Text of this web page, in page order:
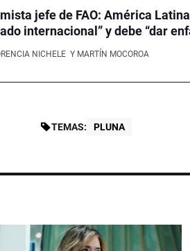
jefe de FAO: América
internacional” y debe “dar
NICHELE Y MARTÍN MOCOROA
TEMAS: PLUNA